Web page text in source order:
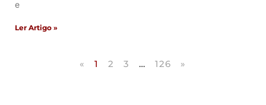
e
Ler Artigo »
« 1 2 3 … 126 »